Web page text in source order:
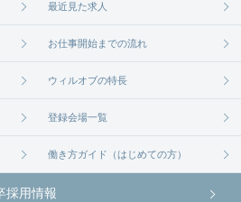
最近見た求人
お仕事開始までの流れ
ウィルオブの特長
登録会場一覧
働き方ガイド（はじめての方）
採用情報